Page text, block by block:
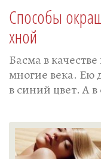
Способы
хной
Басма в
многие века. Ею
в синий цвет. А